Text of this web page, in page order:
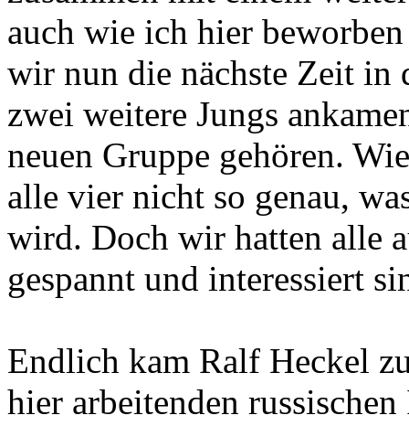
auch wie ich hier
wir nun die nächste Zeit in
zwei weitere Jungs
neuen Gruppe gehören.
alle vier nicht so genau,
wird. Doch wir hatten alle
gespannt und interessiert
Endlich kam Ralf Heckel
hier arbeitenden